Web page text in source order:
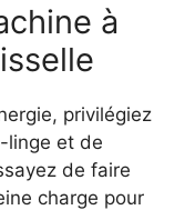
à
privilégiez
linge et de
de faire
charge pour